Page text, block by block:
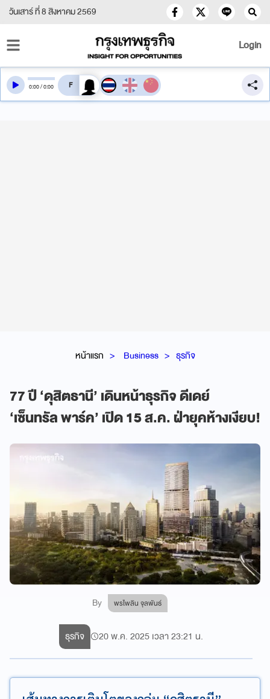
วันเสาร์ ที่ 8 สิงหาคม 2569
Login
หน้าแรก Business ธุรกิจ
77 ปี ‘ดุสิตธานี’ เดินหน้าธุรกิจ ดีเดย์
‘เซ็นทรัล พาร์ค’ เปิด 15 ส.ค. ฝ่ายุคห้างเงียบ!
By พรไพลิน จุลพันธ์
0:00/0:00 สลับเสียงอ่าน
ธุรกิจ 20 พ.ค. 2025 เวลา 23:21 น.